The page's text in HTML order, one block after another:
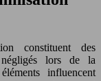
constituent des
négligés lors de la
influencent